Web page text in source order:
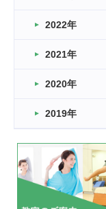
卒業・卒園の季節
2026.03.11
緑ケ丘体育館
2022.11.03
緑ケ丘体育館
いたっぼーる大
緑ケ丘体育館
2022.07.03
市内総合体育大
2022年
2021年
2020年
2019年